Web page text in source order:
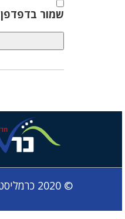
שמור
© 2020 כרמליסט